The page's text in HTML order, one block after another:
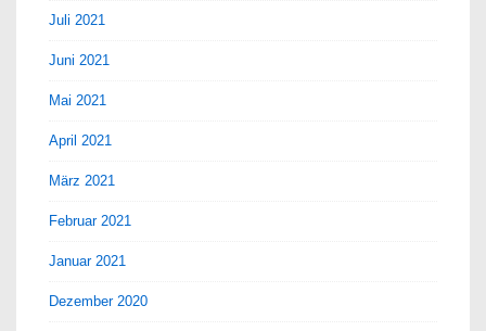
Juli 2021
Juni 2021
Mai 2021
April 2021
März 2021
Februar 2021
Januar 2021
Dezember 2020